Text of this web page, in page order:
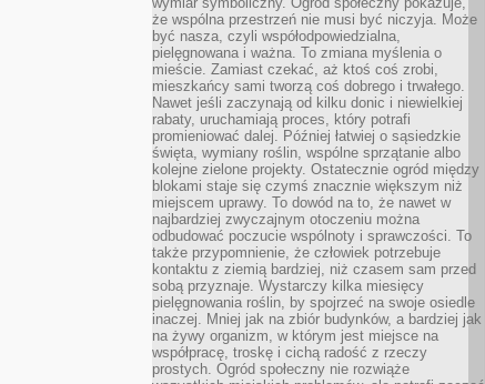
że wspólna przestrzeń nie musi być niczyja. Może
być nasza, czyli współodpowiedzialna,
pielęgnowana i ważna. To zmiana myślenia o
mieście. Zamiast czekać, aż ktoś coś zrobi,
mieszkańcy sami tworzą coś dobrego i trwałego.
Nawet jeśli zaczynają od kilku donic i niewielkiej
rabaty, uruchamiają proces, który potrafi
promieniować dalej. Później łatwiej o sąsiedzkie
święta, wymiany roślin, wspólne sprzątanie albo
kolejne zielone projekty. Ostatecznie ogród między
blokami staje się czymś znacznie większym niż
miejscem uprawy. To dowód na to, że nawet w
najbardziej zwyczajnym otoczeniu można
odbudować poczucie wspólnoty i sprawczości. To
także przypomnienie, że człowiek potrzebuje
kontaktu z ziemią bardziej, niż czasem sam przed
sobą przyznaje. Wystarczy kilka miesięcy
pielęgnowania roślin, by spojrzeć na swoje osiedle
inaczej. Mniej jak na zbiór budynków, a bardziej jak
na żywy organizm, w którym jest miejsce na
współpracę, troskę i cichą radość z rzeczy
prostych. Ogród społeczny nie rozwiąże